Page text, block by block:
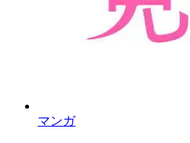
マンガ